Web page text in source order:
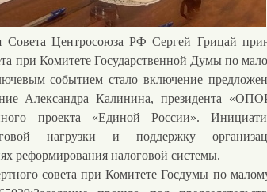
Совета Центросоюза РФ Сергей Грицай
при Комитете Государственной Думы по
событием стало включение
Александра Калинина, президента
проекта «Единой России».
нагрузки и поддержку
реформирования налоговой системы.
совета при Комитете Госдумы по